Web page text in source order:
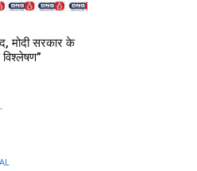
मोदी सरकार के